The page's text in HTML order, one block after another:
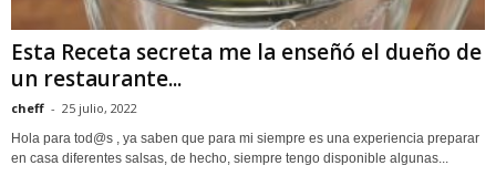
Esta Receta secreta me la enseñó el dueño de
un restaurante...
cheff - 25 julio, 2022
Hola para tod@s , ya saben que para mi siempre es una experiencia preparar
en casa diferentes salsas, de hecho, siempre tengo disponible algunas...